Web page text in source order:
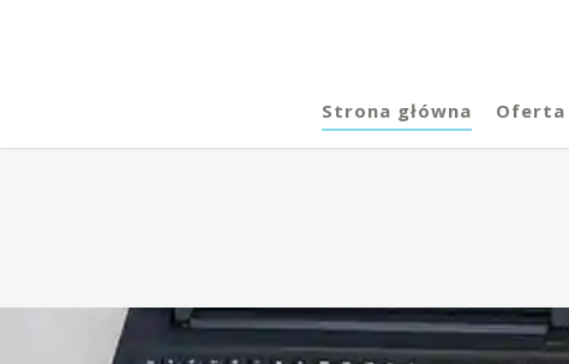
Strona główna Oferta